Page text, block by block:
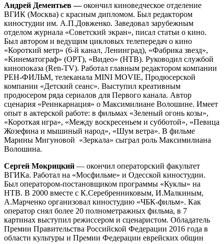
Андрей Дементьев —окончил киноведческое отделение
ВГИК (Москва) с красным дипломом. Был редактором
киностудии им. А.П.Довженко. Заведовал зарубежным
отделом журнала «Советский экран», писал статьи о кино.
Был автором и ведущим цикловых телепередач о кино
«Короткий метр» (6-й канал, Ленинград), «Фабрика звезд»,
«Кинематограф» (ОРТ), «Видео» (НТВ). Руководил службой
кинопоказа (Ren-TV). Работал главным редактором компании
РЕН-ФИЛЬМ, телеканала MINI MOVIE, Продюсерской
компании «Детский сеанс». Выступил креативным
продюсером ряда сериалов для Первого канала. Автор
сценария «Реинкарнация» о Максимилиане Волошине. Имеет
опыт в актерской работе: в фильмах «Зеленый огонь козы»,
«Короткая игра», «Между воскресеньем и субботой», «Певица
Жозефина и мышиный народ», «Шум ветра». В фильме
Марины Мигуновой «Зеркала» сыграл роль Максимилиана
Волошина.
Сергей Мокрицкий — окончил операторский факультет
ВГИКа. Работал на «Мосфильме» и Одесской киностудии.
Был оператором-постановщиком программы «Куклы» на
НТВ. В 2000 вместе с К.Серебренниковым, И.Малкиным,
А.Марченко организовал киностудию «ЧБК-фильм». Как
оператор снял более 20 полнометражных фильма, в 7
картинах выступил режиссером и сценаристом. Обладатель
Премии Правительства Российской Федерации 2016 года в
области культуры и Премии Федерации еврейских общин